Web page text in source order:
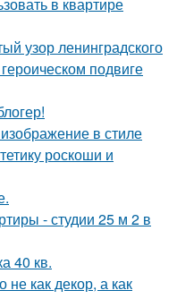
в квартире
узор ленинградского
подвиге
в стиле
роскоши и
- студии 25 м 2 в
40 кв.
не как декор, а как